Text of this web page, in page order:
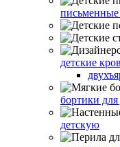
детские
бортики для
детскую